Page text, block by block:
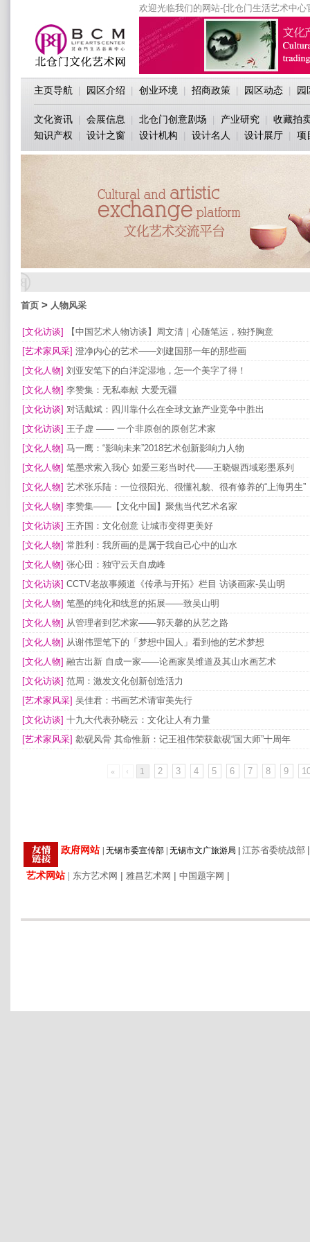
欢迎光临我们的网站-{北仓门生活艺术中心
主页导航 园区介绍 创业环境 招商政策 园区动态 园
文化资讯 会展信息 北仓门创意剧场 产业研究
收藏拍
知识产权
设计之窗 设计机构 设计名人 设计展厅 项
首页 > 人物风采
[文化访谈]
【中国艺术人物访谈】周文清｜心随笔运，独抒胸意
[艺术家风采] 澄净内心的艺术——刘建国那一年的那些画
[文化人物] 刘亚安笔下的白洋淀湿地，怎一个美字了得！
[文化人物] 李赞集：无私奉献 大爱无疆
[文化访谈] 对话戴斌：四川靠什么在全球文旅产业竞争中胜出
[文化访谈] 王子虚 —— 一个非原创的原创艺术家
[文化人物] 马一鹰：“影响未来”2018艺术创新影响力人物
[文化人物] 笔墨求索入我心 如爱三彩当时代——王晓银西域彩墨系列
[文化人物] 艺术张乐陆：一位很阳光、很懂礼貌、很有修养的“上海男生”
[文化人物] 李赞集——【文化中国】聚焦当代艺术名家
[文化访谈] 王齐国：文化创意 让城市变得更美好
[文化人物] 常胜利：我所画的是属于我自己心中的山水
[文化人物] 张心田：独守云天自成峰
[文化访谈] CCTV老故事频道《传承与开拓》栏目 访谈画家-吴山明
[文化人物] 笔墨的纯化和线意的拓展——致吴山明
[文化人物] 从管理者到艺术家——郭天馨的从艺之路
[文化人物] 从谢伟罡笔下的「梦想中国人」看到他的艺术梦想
[文化人物] 融古出新 自成一家——论画家吴维道及其山水画艺术
[文化访谈] 范周：激发文化创新创造活力
[艺术家风采] 吴佳君：书画艺术请审美先行
[文化访谈] 十九大代表孙晓云：文化让人有力量
[艺术家风采] 歙砚风骨 其命惟新：记王祖伟荣获歙砚“国大师”十周年
« ‹ 1 2 3 4 5 6 7 8 9
政府网站 无锡市委宣传部 无锡市文广旅游局 江苏省委统战部 |
艺术网站 东方艺术网 | 雅昌艺术网 | 中国题字网 |